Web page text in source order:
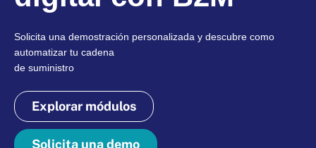
Solicita una demostración personalizada y descubre como
automatizar tu cadena
de suministro
Explorar módulos
Solicita una demo